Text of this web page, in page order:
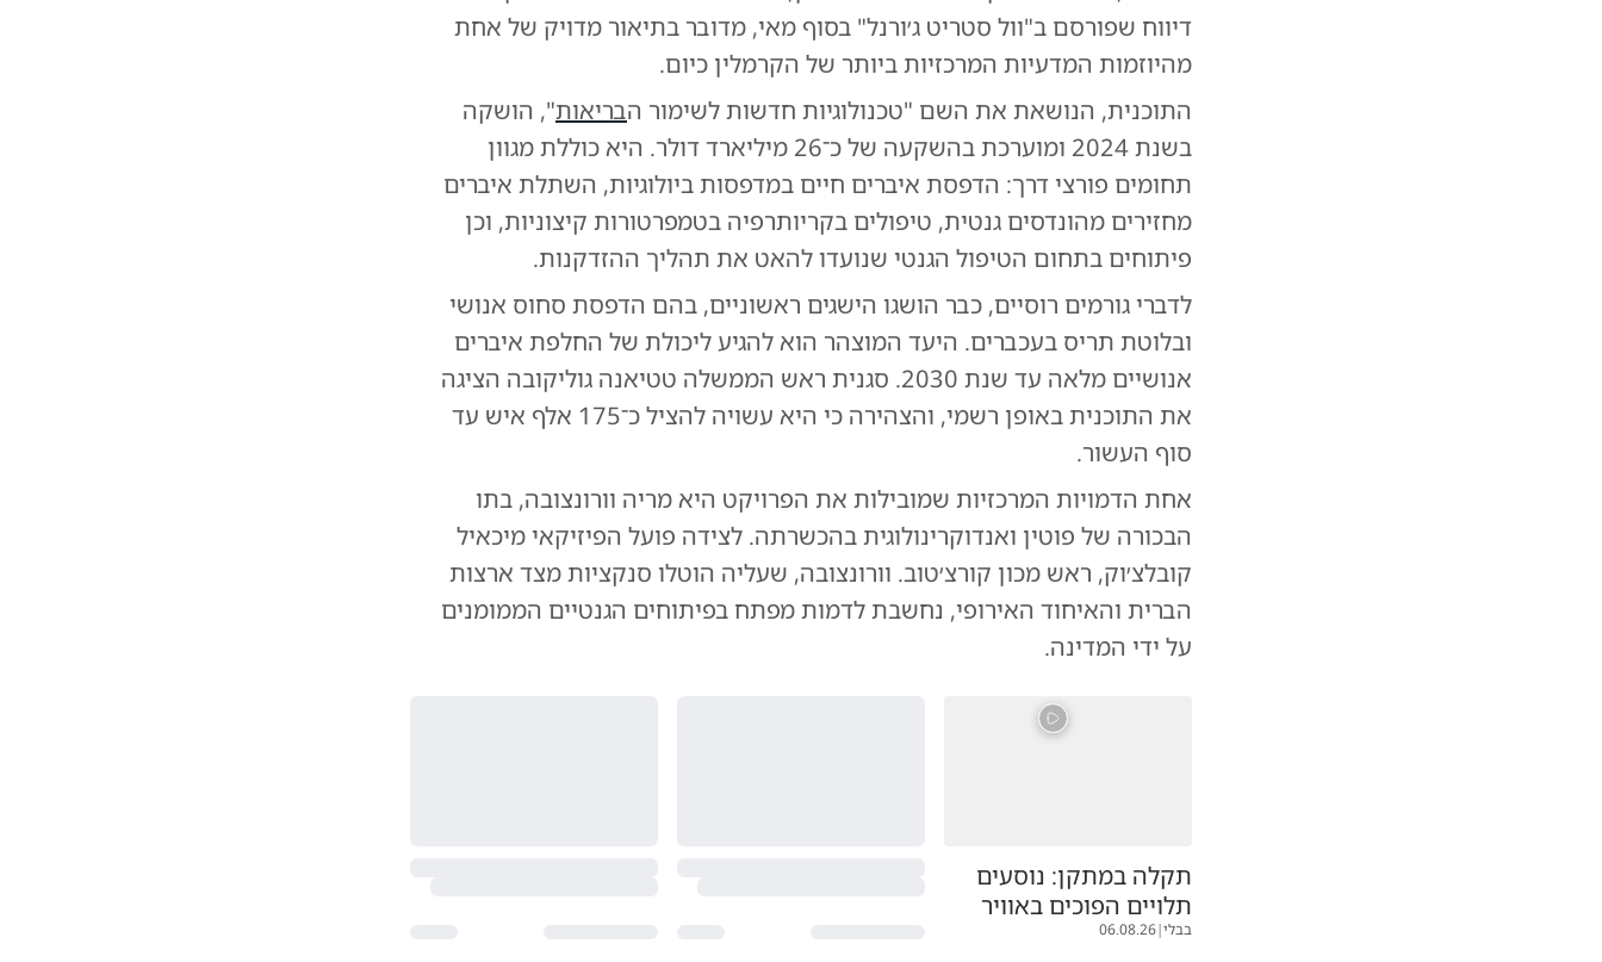
דיווח שפורסם ב"וול סטריט ג׳ורנל" בסוף מאי, מדובר בתיאור מדויק של אחת
מהיוזמות המדעיות המרכזיות ביותר של הקרמלין כיום.
התוכנית, הנושאת את השם "טכנולוגיות חדשות לשימור הבריאות", הושקה
בשנת 2024 ומוערכת בהשקעה של כ־26 מיליארד דולר. היא כוללת מגוון
תחומים פורצי דרך: הדפסת איברים חיים במדפסות ביולוגיות, השתלת איברים
מחזירים מהונדסים גנטית, טיפולים בקריותרפיה בטמפרטורות קיצוניות, וכן
פיתוחים בתחום הטיפול הגנטי שנועדו להאט את תהליך ההזדקנות.
לדברי גורמים רוסיים, כבר הושגו הישגים ראשוניים, בהם הדפסת סחוס אנושי
ובלוטת תריס בעכברים. היעד המוצהר הוא להגיע ליכולת של החלפת איברים
אנושיים מלאה עד שנת 2030. סגנית ראש הממשלה טטיאנה גוליקובה הציגה
את התוכנית באופן רשמי, והצהירה כי היא עשויה להציל כ־175 אלף איש עד
סוף העשור.
אחת הדמויות המרכזיות שמובילות את הפרויקט היא מריה וורונצובה, בתו
הבכורה של פוטין ואנדוקרינולוגית בהכשרתה. לצידה פועל הפיזיקאי מיכאיל
קובלצ׳וק, ראש מכון קורצ׳טוב. וורונצובה, שעליה הוטלו סנקציות מצד ארצות
הברית והאיחוד האירופי, נחשבת לדמות מפתח בפיתוחים הגנטיים הממומנים
על ידי המדינה.
תקלה במתקן: נוסעים
תלויים הפוכים באוויר
בבלי|
06.08.26